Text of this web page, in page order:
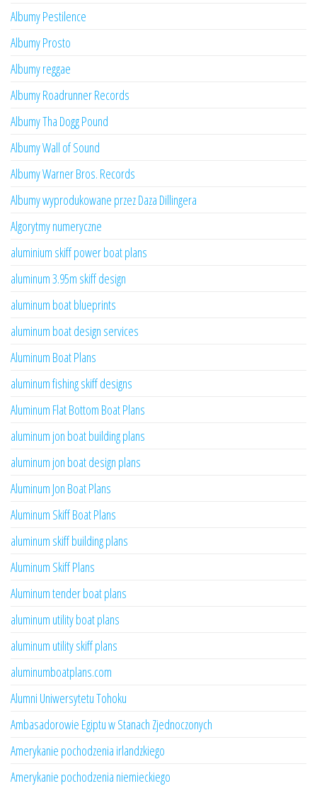
Albumy Pestilence
Albumy Prosto
Albumy reggae
Albumy Roadrunner Records
Albumy Tha Dogg Pound
Albumy Wall of Sound
Albumy Warner Bros. Records
Albumy wyprodukowane przez Daza Dillingera
Algorytmy numeryczne
aluminium skiff power boat plans
aluminum 3.95m skiff design
aluminum boat blueprints
aluminum boat design services
Aluminum Boat Plans
aluminum fishing skiff designs
Aluminum Flat Bottom Boat Plans
aluminum jon boat building plans
aluminum jon boat design plans
Aluminum Jon Boat Plans
Aluminum Skiff Boat Plans
aluminum skiff building plans
Aluminum Skiff Plans
Aluminum tender boat plans
aluminum utility boat plans
aluminum utility skiff plans
aluminumboatplans.com
Alumni Uniwersytetu Tohoku
Ambasadorowie Egiptu w Stanach Zjednoczonych
Amerykanie pochodzenia irlandzkiego
Amerykanie pochodzenia niemieckiego